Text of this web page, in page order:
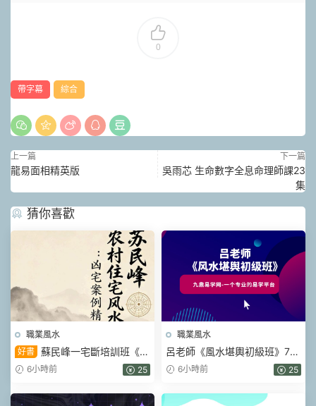
0
帶字幕 綜合
上一篇
龍易面相精英版
下一篇
吳雨芯 生命數字全息命理師課23
集
猜你喜歡
職業風水
好書 蘇民峰一宅斷培訓班《農
村住宅風水實戰、吉宅兇宅案
例精解、兇宅案例精解》202
頁
6小時前 25
職業風水
呂老師《風水堪輿初級班》70
集視頻
6小時前 25